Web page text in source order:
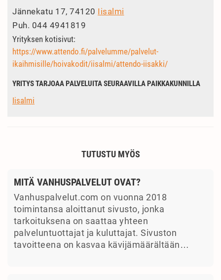
Jännekatu 17, 74120 Iisalmi
Puh. 044 4941819
Yrityksen kotisivut:
https://www.attendo.fi/palvelumme/palvelut-
ikaihmisille/hoivakodit/iisalmi/attendo-iisakki/
YRITYS TARJOAA PALVELUITA SEURAAVILLA PAIKKAKUNNILLA
Iisalmi
TUTUSTU MYÖS
MITÄ VANHUSPALVELUT OVAT?
Vanhuspalvelut.com on vuonna 2018
toimintansa aloittanut sivusto, jonka
tarkoituksena on saattaa yhteen
palveluntuottajat ja kuluttajat. Sivuston
tavoitteena on kasvaa kävijämäärältään…